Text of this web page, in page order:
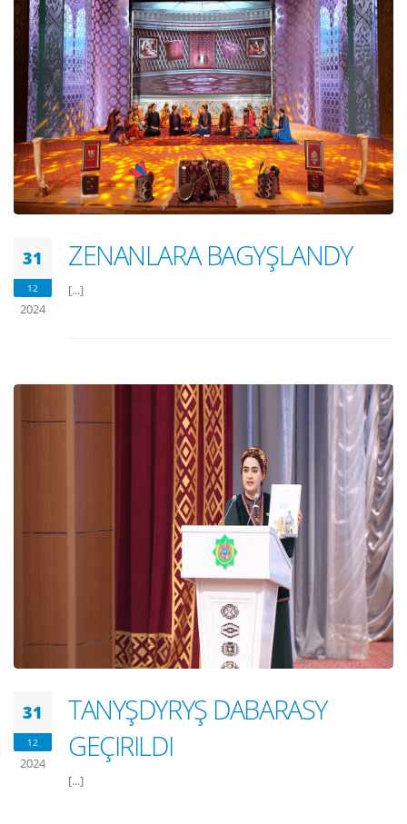
31
12
2024
ZENANLARA BAGYŞLANDY
[...]
31
12
2024
TANYŞDYRYŞ DABARASY
GEÇIRILDI
[...]